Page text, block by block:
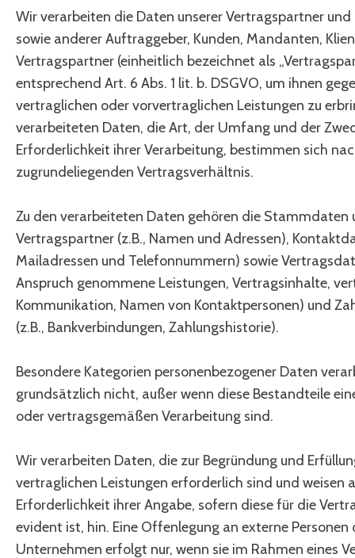
Wir verarbeiten die Daten unserer Vertragspartner
sowie anderer Auftraggeber, Kunden, Mandanten,
Vertragspartner (einheitlich bezeichnet als
entsprechend Art. 6 Abs. 1 lit. b. DSGVO, um ihnen
vertraglichen oder vorvertraglichen Leistungen zu
verarbeiteten Daten, die Art, der Umfang und der
Erforderlichkeit ihrer Verarbeitung, bestimmen sich
zugrundeliegenden Vertragsverhältnis.
Zu den verarbeiteten Daten gehören die Stammdaten
Vertragspartner (z.B., Namen und Adressen),
Mailadressen und Telefonnummern) sowie
Anspruch genommene Leistungen, Vertragsinhalte,
Kommunikation, Namen von Kontaktpersonen) und
(z.B., Bankverbindungen, Zahlungshistorie).
Besondere Kategorien personenbezogener Daten
grundsätzlich nicht, außer wenn diese Bestandteile
oder vertragsgemäßen Verarbeitung sind.
Wir verarbeiten Daten, die zur Begründung und
vertraglichen Leistungen erforderlich sind und weisen
Erforderlichkeit ihrer Angabe, sofern diese für die
evident ist, hin. Eine Offenlegung an externe Personen
Unternehmen erfolgt nur, wenn sie im Rahmen eines